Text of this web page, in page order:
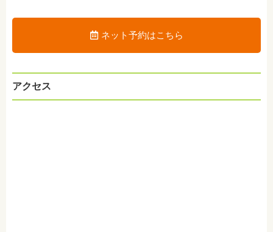
ネット予約はこちら
アクセス